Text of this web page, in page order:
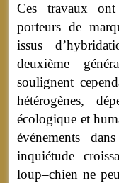
Ces travaux
porteurs de
issus
deuxième
soulignent
hétérogènes,
écologique et
événements
inquiétude
loup–chien ne